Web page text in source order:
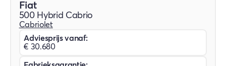
Fiat
500 Hybrid Cabrio
Cabriolet
Adviesprijs vanaf:
€ 30.680